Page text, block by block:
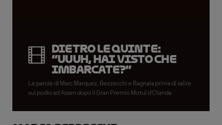
DIETRO LE QUINTE:
“Uuuh, hai visto che
imbarcate?”
Le parole di Marc Marquez, Bezzecchi e Bagnaia prima di salire
sul podio ad Assen dopo il Gran Premio Motul d’Olanda